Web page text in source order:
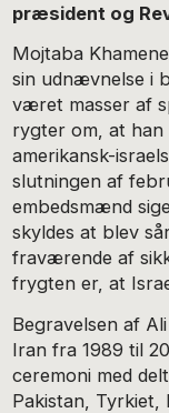
præsident og
Mojtaba
sin udnævnelse i
været masser af
rygter om, at han
amerikansk-
slutningen af
embedsmænd
skyldes at blev
fraværende af
frygten er, at
Begravelsen af
Iran fra 1989 til
ceremoni med
Pakistan, Tyrkiet,